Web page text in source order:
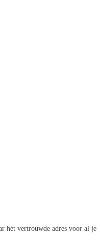
hét vertrouwde adres voor al je